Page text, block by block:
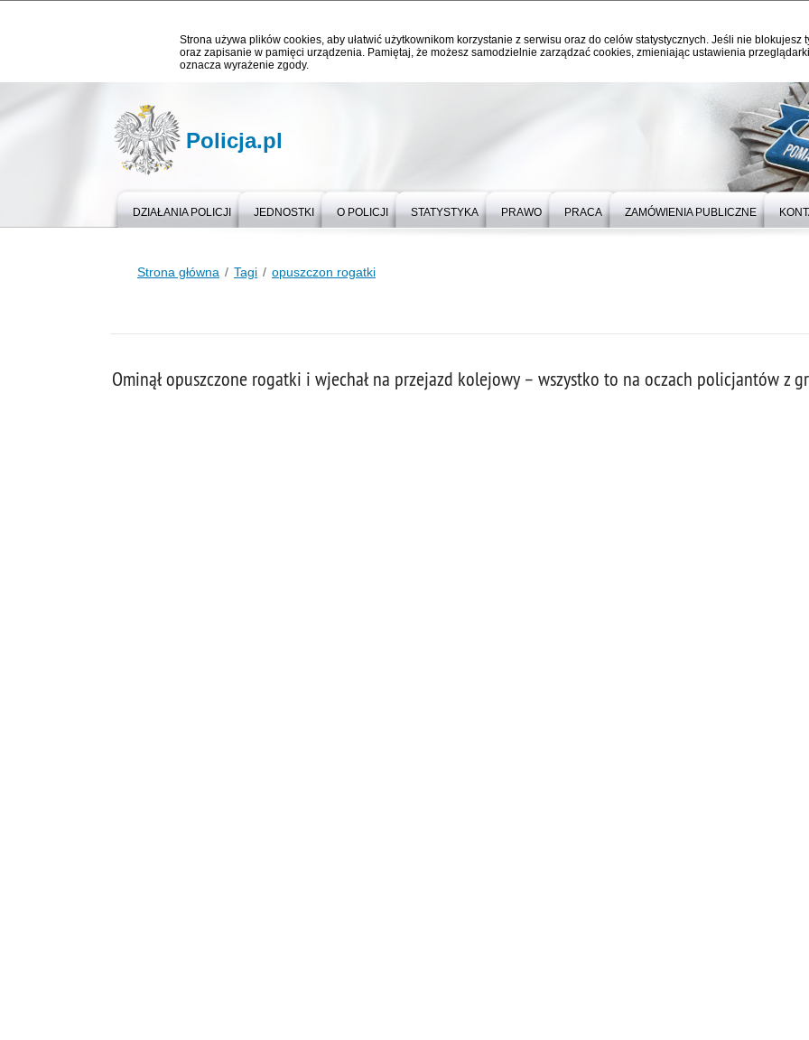
Strona używa plików cookies, aby ułatwić użytkownikom korzystanie z serwisu oraz do celów statystycznych. Jeśli nie blokujesz
oraz zapisanie w pamięci urządzenia. Pamiętaj, że możesz samodzielnie zarządzać cookies, zmieniając ustawienia
oznacza wyrażenie zgody.
Policja.pl
DZIAŁANIA POLICJI JEDNOSTKI O POLICJI STATYSTYKA PRAWO PRACA ZAMÓWIENIA PUBLICZNE
Strona główna Tagi opuszczon rogatki
Ominął opuszczone rogatki i wjechał na przejazd kolejowy – wszystko to na oczach policjantów z